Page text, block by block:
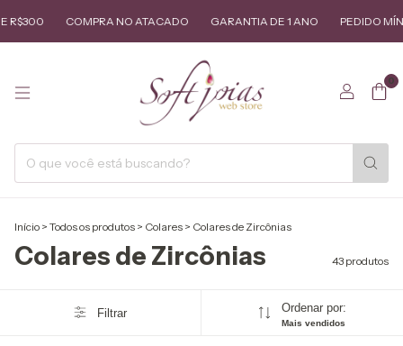
COMPRA NO ATACADO GARANTIA DE 1 ANO PEDIDO MÍNIMO
0
Início > Todos os produtos > Colares > Colares de Zircônias
Colares de Zircônias 43 produtos
Filtrar Ordenar por:
Mais vendidos